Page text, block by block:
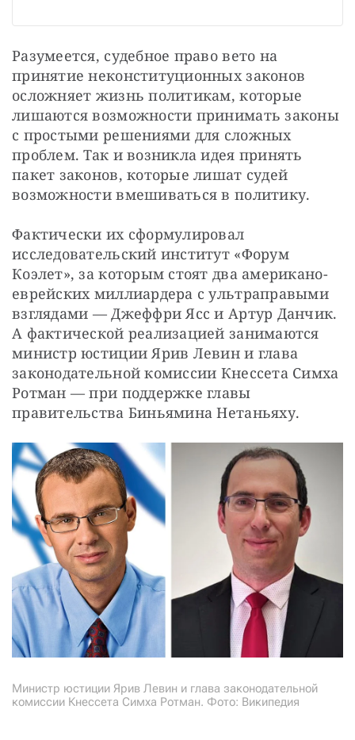
Разумеется, судебное право вето на
принятие неконституционных законов
осложняет жизнь политикам, которые
лишаются возможности принимать законы
с простыми решениями для сложных
проблем. Так и возникла идея принять
пакет законов, которые лишат судей
возможности вмешиваться в политику.
Фактически их сформулировал
исследовательский институт «Форум
Коэлет», за которым стоят два американо-
еврейских миллиардера с ультраправыми
взглядами — Джеффри Ясс и Артур Данчик.
А фактической реализацией занимаются
министр юстиции Ярив Левин и глава
законодательной комиссии Кнессета Симха
Ротман — при поддержке главы
правительства Биньямина Нетаньяху.
Министр юстиции Ярив Левин и глава законодательной
комиссии Кнессета Симха Ротман. Фото: Википедия